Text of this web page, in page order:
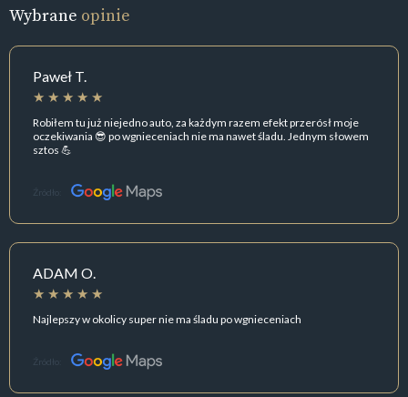
Wybrane opinie
Paweł T.
Robiłem tu już niejedno auto, za każdym razem efekt przerósł moje
oczekiwania 😎 po wgnieceniach nie ma nawet śladu. Jednym słowem
sztos 💪
Źródło:
ADAM O.
Najlepszy w okolicy super nie ma śladu po wgnieceniach
Źródło: